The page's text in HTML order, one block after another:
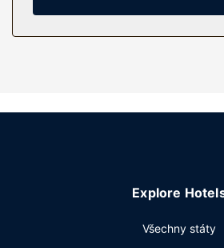
potřeby zdarma.
Vybavení nemovitosti
recepční služby a společenský sál.
zakončit u svého oblíbeného nápoje,
snídani, která se podává ve všední
Explore
Všechny státy